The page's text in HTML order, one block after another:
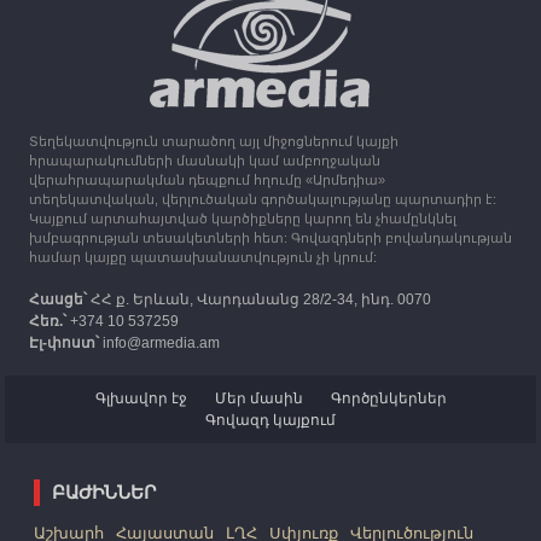
30.09.2023
Միացյալ Թագավորությունը 1 միլիոն ֆունտ
ստեռլինգ կհատկացնի՝ աջակցելու Լեռնային
Ղարաբաղից բռնի տեղահանվածներին
12:25 30.09.2023
Հայաստան է ժամանել բռնի տեղահանված 100
հազար 417 արցախցի
Տեղեկատվություն տարածող այլ միջոցներում կայքի
հրապարակումների մասնակի կամ ամբողջական
վերահրապարակման դեպքում հղումը «Արմեդիա»
տեղեկատվական, վերլուծական գործակալությանը պարտադիր է:
Կայքում արտահայտված կարծիքները կարող են չհամընկնել
խմբագրության տեսակետների հետ: Գովազդների բովանդակության
համար կայքը պատասխանատվություն չի կրում:
Հասցե՝ՀՀ ք. Երևան, Վարդանանց 28/2-34, ինդ. 0070
Հեռ.՝+374 10 537259
Էլ-փոստ՝info@armedia.am
Գլխավոր էջ Մեր մասին
Գործընկերներ
Գովազդ կայքում
ԲԱԺԻՆՆԵՐ
Աշխարհ Հայաստան ԼՂՀ Սփյուռք Վերլուծություն